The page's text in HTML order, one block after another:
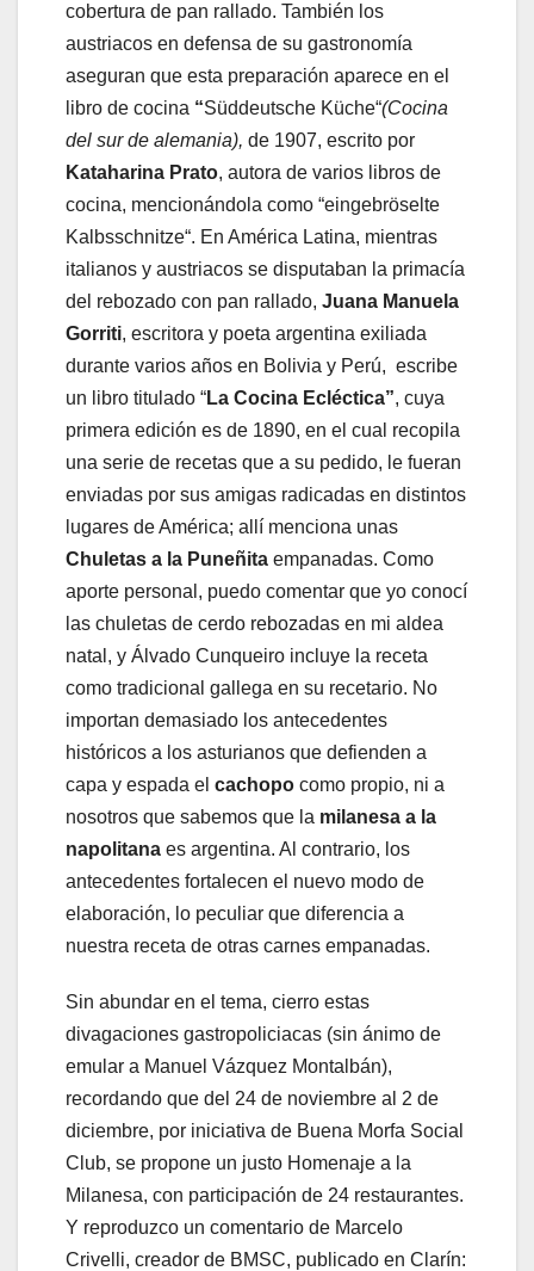
cobertura de pan rallado. También los
austriacos en defensa de su gastronomía
aseguran que esta preparación aparece en el
libro de cocina “Süddeutsche Küche“(Cocina
del sur de alemania), de 1907, escrito por
Kataharina Prato, autora de varios libros de
cocina, mencionándola como “eingebröselte
Kalbsschnitze“. En América Latina, mientras
italianos y austriacos se disputaban la primacía
del rebozado con pan rallado, Juana Manuela
Gorriti, escritora y poeta argentina exiliada
durante varios años en Bolivia y Perú, escribe
un libro titulado “La Cocina Ecléctica”, cuya
primera edición es de 1890, en el cual recopila
una serie de recetas que a su pedido, le fueran
enviadas por sus amigas radicadas en distintos
lugares de América; allí menciona unas
Chuletas a la Puneñita empanadas. Como
aporte personal, puedo comentar que yo conocí
las chuletas de cerdo rebozadas en mi aldea
natal, y Álvado Cunqueiro incluye la receta
como tradicional gallega en su recetario. No
importan demasiado los antecedentes
históricos a los asturianos que defienden a
capa y espada el cachopo como propio, ni a
nosotros que sabemos que la milanesa a la
napolitana es argentina. Al contrario, los
antecedentes fortalecen el nuevo modo de
elaboración, lo peculiar que diferencia a
nuestra receta de otras carnes empanadas.
Sin abundar en el tema, cierro estas
divagaciones gastropoliciacas (sin ánimo de
emular a Manuel Vázquez Montalbán),
recordando que del 24 de noviembre al 2 de
diciembre, por iniciativa de Buena Morfa Social
Club, se propone un justo Homenaje a la
Milanesa, con participación de 24 restaurantes.
Y reproduzco un comentario de Marcelo
Crivelli, creador de BMSC, publicado en Clarín: